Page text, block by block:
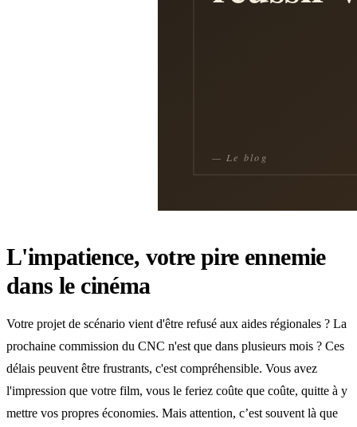
L'impatience, votre pire ennemie
dans le cinéma
Votre projet de scénario vient d'être refusé aux aides régionales ? La
prochaine commission du CNC n'est que dans plusieurs mois ? Ces
délais peuvent être frustrants, c'est compréhensible. Vous avez
l'impression que votre film, vous le feriez coûte que coûte, quitte à y
mettre vos propres économies. Mais attention, c’est souvent là que